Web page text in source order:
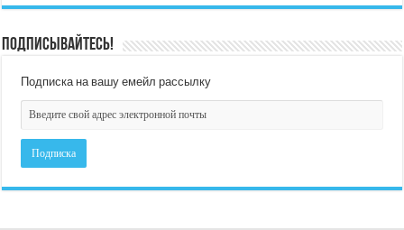
Подписывайтесь!
Подписка на вашу емейл рассылку